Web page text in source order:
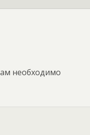
необходимо